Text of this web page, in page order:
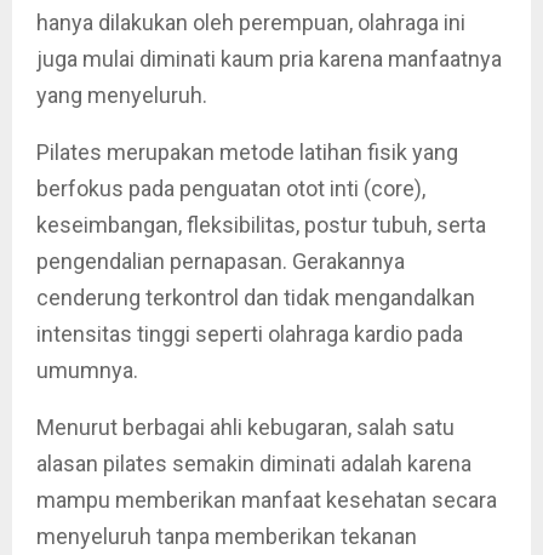
hanya dilakukan oleh perempuan, olahraga ini
juga mulai diminati kaum pria karena manfaatnya
yang menyeluruh.
Pilates merupakan metode latihan fisik yang
berfokus pada penguatan otot inti (core),
keseimbangan, fleksibilitas, postur tubuh, serta
pengendalian pernapasan. Gerakannya
cenderung terkontrol dan tidak mengandalkan
intensitas tinggi seperti olahraga kardio pada
umumnya.
Menurut berbagai ahli kebugaran, salah satu
alasan pilates semakin diminati adalah karena
mampu memberikan manfaat kesehatan secara
menyeluruh tanpa memberikan tekanan